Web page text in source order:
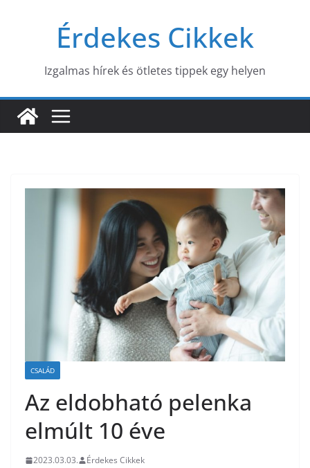
Érdekes Cikkek
Izgalmas hírek és ötletes tippek egy helyen
CSALÁD
Az eldobható pelenka
elmúlt 10 éve
2023.03.03. Érdekes Cikkek